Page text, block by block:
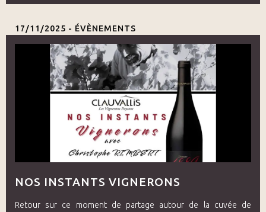
17/11/2025 - ÉVÈNEMENTS
NOS INSTANTS VIGNERONS
Retour sur ce moment de partage autour de la cuvée de